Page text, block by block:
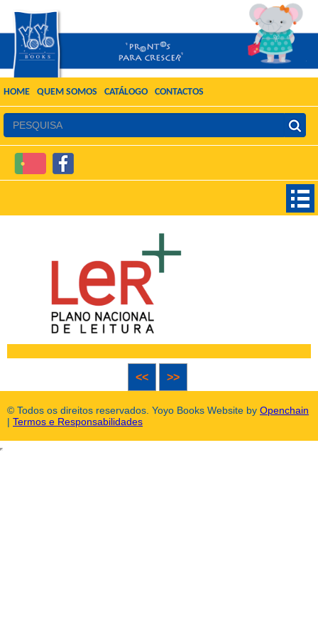
HOME QUEM SOMOS CATÁLOGO CONTACTOS
<< >>
© Todos os direitos reservados. Yoyo Books Website by Openchain
| Termos e Responsabilidades